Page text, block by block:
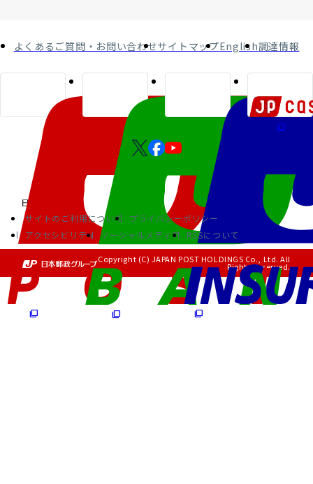
よくあるご質問・お問い合わせサイトマップEnglish調達情報
サイトのご利用について
プライバシーポリシー
アクセシビリティ
ソーシャルメディア RSSについて
Copyright (C) JAPAN POST HOLDINGS Co., Ltd. All
Rights Reserved.